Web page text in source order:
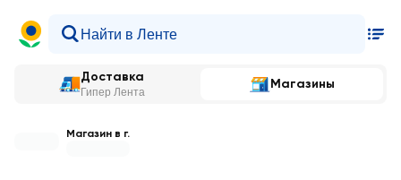
Доставка
Гипер Лента
Магазины
Магазин в г.